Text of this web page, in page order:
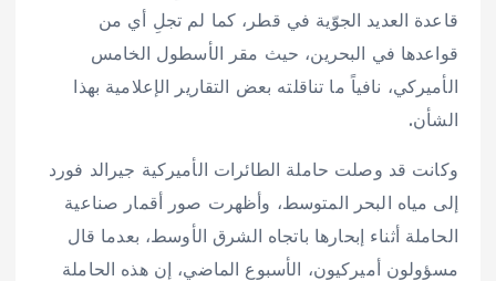
قاعدة العديد الجوّية في قطر، كما لم تجلِ أي من
قواعدها في البحرين، حيث مقر الأسطول الخامس
الأميركي، نافياً ما تناقلته بعض التقارير الإعلامية بهذا
الشأن.
وكانت قد وصلت حاملة الطائرات الأميركية جيرالد فورد
إلى مياه البحر المتوسط، وأظهرت صور أقمار صناعية
الحاملة أثناء إبحارها باتجاه الشرق الأوسط، بعدما قال
مسؤولون أميركيون، الأسبوع الماضي، إن هذه الحاملة